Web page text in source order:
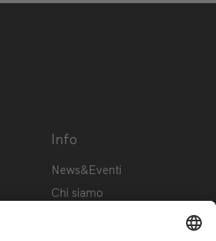
Info
News&Eventi
Chi siamo